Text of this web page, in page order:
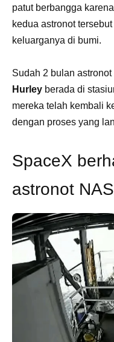
patut berbangga
kedua astronot
keluarganya di bumi.
Sudah 2 bulan astronot
Hurley berada di
mereka telah kembali
dengan proses yang
SpaceX
astronot